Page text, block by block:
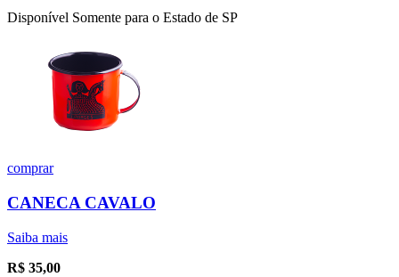
Disponível Somente para o Estado de SP
comprar
CANECA CAVALO
Saiba mais
R$ 35,00